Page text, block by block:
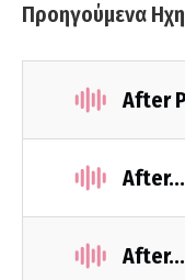
Προηγούμενα
After